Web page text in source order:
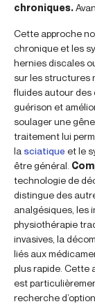
chroniques.
Cette approche
chronique et les
hernies discales
sur les structures
fluides autour des
guérison et
soulager une
traitement lui
la sciatique et le
être général.
technologie de
distingue des
analgésiques, les
physiothérapie
invasives, la
liés aux
plus rapide. Cette
est
recherche